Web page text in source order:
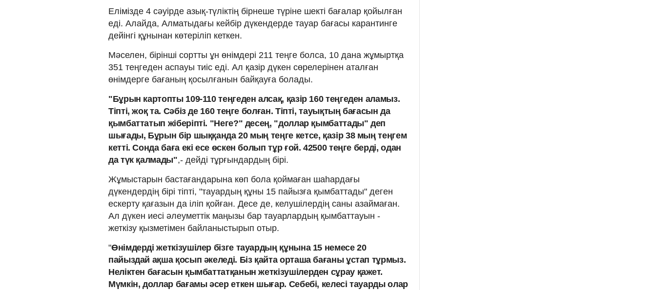
Елімізде 4 сәуірде азық-түліктің бірнеше түріне шекті бағалар қойылған
еді. Алайда, Алматыдағы кейбір дүкендерде тауар бағасы карантинге
дейінгі құнынан көтеріліп кеткен.
Мәселен, бірінші сортты ұн өнімдері 211 теңге болса, 10 дана жұмыртқа
351 теңгеден аспауы тиіс еді. Ал қазір дүкен сөрелерінен аталған
өнімдерге бағаның қосылғанын байқауға болады.
"Бұрын картопты 109-110 теңгеден алсақ, қазір 160 теңгеден аламыз.
Тіпті, жоқ та. Сәбіз де 160 теңге болған. Тіпті, тауықтың бағасын да
қымбаттатып жіберіпті. "Неге?" десең, "доллар қымбаттады" деп
шығады, Бұрын бір шыққанда 20 мың теңге кетсе, қазір 38 мың теңгем
кетті. Сонда баға екі есе өскен болып тұр ғой. 42500 теңге берді, одан
да түк қалмады",- дейді тұрғындардың бірі.
Жұмыстарын бастағандарына көп бола қоймаған шаһардағы
дүкендердің бірі тіпті, "тауардың құны 15 пайызға қымбаттады" деген
ескерту қағазын да іліп қойған. Десе де, келушілердің саны азаймаған.
Ал дүкен иесі әлеуметтік маңызы бар тауарлардың қымбаттауын -
жеткізу қызметімен байланыстырып отыр.
"Өнімдерді жеткізушілер бізге тауардың құнына 15 немесе 20
пайыздай ақша қосып әкеледі. Біз қайта орташа бағаны ұстап тұрмыз.
Неліктен бағасын қымбаттатқанын жеткізушілерден сұрау қажет.
Мүмкін, доллар бағамы әсер еткен шығар. Себебі, келесі тауарды олар